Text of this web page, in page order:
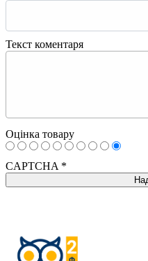
Текст коментаря
Оцінка товару
CAPTCHA *